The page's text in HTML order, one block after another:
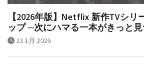
【2026年版】Netflix 新作TVシリ
ップ ─次にハマる一本がきっと
23 1月 2026